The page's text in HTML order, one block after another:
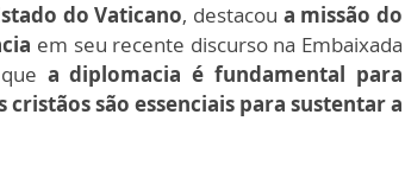
do Vaticano, destacou a missão do
em seu recente discurso na Embaixada
a diplomacia é fundamental para
cristãos são essenciais para sustentar a